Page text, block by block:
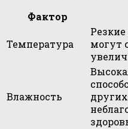
Фактор
Температура
могут
Влажность